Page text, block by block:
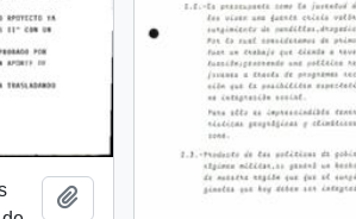
Añadir al portapapeles